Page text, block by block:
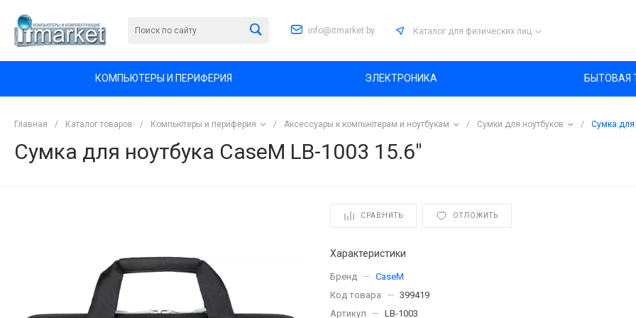
info@itmarket.by Каталог для физических лиц
КОМПЬЮТЕРЫ И ПЕРИФЕРИЯ ЭЛЕКТРОНИКА БЫТОВАЯ
Главная / Каталог товаров / Компьютеры и периферия / Аксессуары к компьютерам и ноутбукам / Сумки для ноутбуков / Сумка для
Сумка для ноутбука CaseM LB-1003 15.6"
СРАВНИТЬ ОТЛОЖИТЬ
Характеристики
Бренд — CaseM
Код товара
— 399419
Артикул
— LB-1003